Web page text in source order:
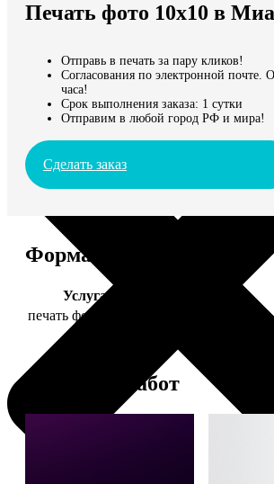
Мы доставляем по всему миру
Продолжить без города
Печать фото 10х10 в
Отправь в печать за пару кликов!
Согласования по электронной почте.
часа!
Срок выполнения заказа: 1 сутки
Отправим в любой город РФ и мира!
Сделать заказ
Форматы и цены
Услуга
печать фото 10х10
Примеры работ